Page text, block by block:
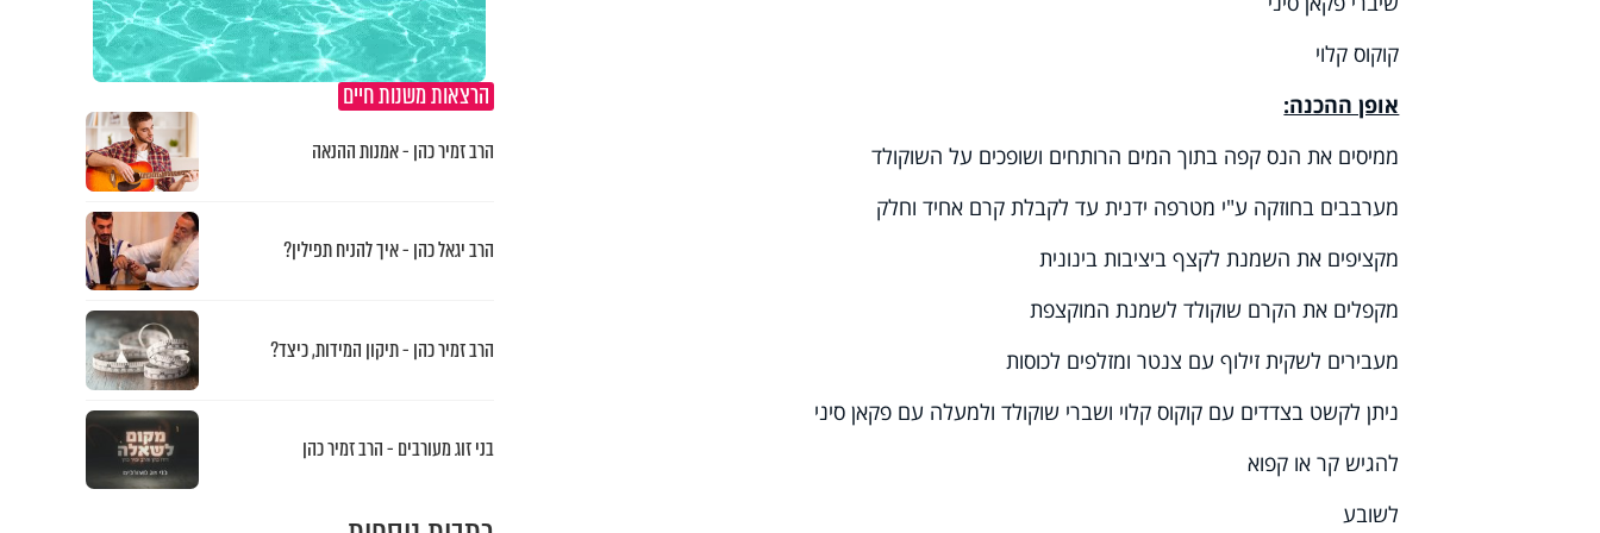
קוקוס קלוי
אופן ההכנה:
ממיסים את הנס קפה בתוך המים הרותחים ושופכים על השוקולד
מערבבים בחוזקה ע"י מטרפה ידנית עד לקבלת קרם אחיד וחלק
מקציפים את השמנת לקצף ביציבות בינונית
מקפלים את הקרם שוקולד לשמנת המוקצפת
מעבירים לשקית זילוף עם צנטר ומזלפים לכוסות
ניתן לקשט בצדדים עם קוקוס קלוי ושברי שוקולד ולמעלה עם פקאן סיני
להגיש קר או קפוא
לשובע
הרצאות משנות חיים
הרב זמיר כהן - אמנות ההנאה
הרב יגאל כהן - איך להניח תפילין?
הרב זמיר כהן - תיקון המידות, כיצד?
בני זוג מעורבים - הרב זמיר כהן